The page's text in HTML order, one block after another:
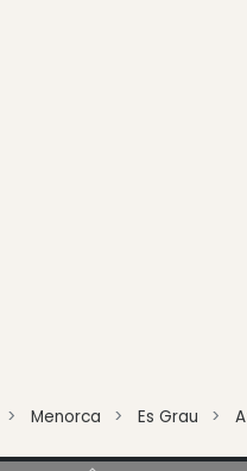
Menorca Es Grau